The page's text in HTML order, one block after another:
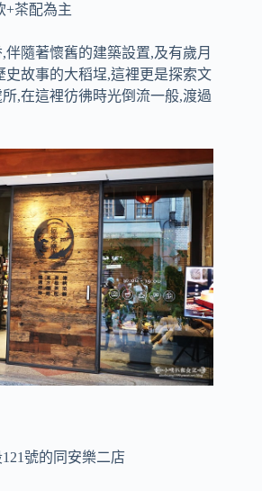
+茶配為主
隨著懷舊的建築設置,及有歲月
史故事的大稻埕,這裡更是探索文
,在這裡彷彿時光倒流一般,渡過
號的同安樂二店